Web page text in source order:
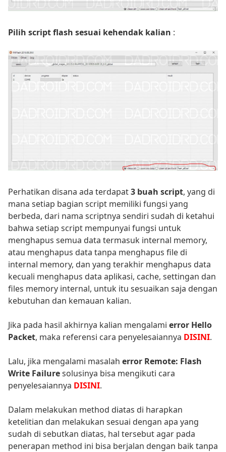
Pilih script flash sesuai kehendak kalian :
Perhatikan disana ada terdapat3 buah script, yang di
mana setiap bagian script memiliki fungsi yang
berbeda, dari nama scriptnya sendiri sudah di ketahui
bahwa setiap script mempunyai fungsi untuk
menghapus semua data termasuk internal memory,
atau menghapus data tanpa menghapus file di
internal memory, dan yang terakhir menghapus data
kecuali menghapus data aplikasi, cache, settingan dan
files memory internal, untuk itu sesuaikan saja dengan
kebutuhan dan kemauan kalian.
Jika pada hasil akhirnya kalian mengalami error Hello
Packet, maka referensi cara penyelesaiannya DISINI.
Lalu, jika mengalami masalah error Remote: Flash
Write Failuresolusinya bisa mengikuti cara
penyelesaiannya DISINI.
Dalam melakukan method diatas di harapkan
ketelitian dan melakukan sesuai dengan apa yang
sudah di sebutkan diatas, hal tersebut agar pada
penerapan method ini bisa berjalan dengan baik tanpa